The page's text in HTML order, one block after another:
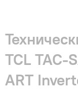
TCL TAC-
ART